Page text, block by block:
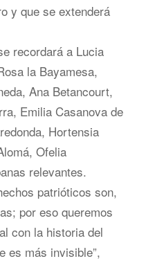
y que se extenderá
recordará a Lucia
la Bayamesa,
Ana Betancourt,
Emilia Casanova de
Hortensia
Ofelia
relevantes.
patrióticos son,
por eso queremos
con la historia del
es más invisible”,